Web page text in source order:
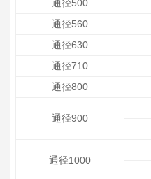
通径500
通径560
通径630
通径710
通径800
通径900
通径1000